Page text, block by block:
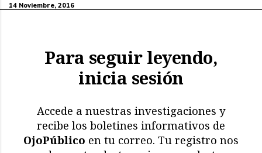
14 Noviembre, 2016
Para seguir leyendo,
inicia sesión
Accede a nuestras investigaciones y
recibe los boletines informativos de
OjoPúblico en tu correo. Tu registro nos